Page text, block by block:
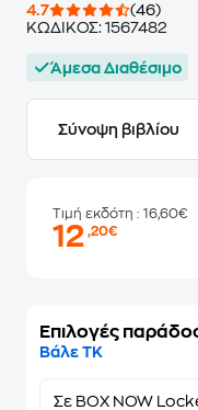
4.7
(46)
ΚΩΔΙΚΟΣ: 1567482
Άμεσα Διαθέσιμο
Σύνοψη βιβλίου
Τιμή εκδότη : 16,60€
12,20€
Επιλογές
Βάλε ΤΚ
Σε BOX NOW